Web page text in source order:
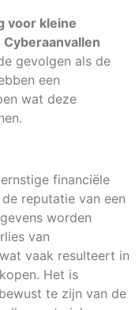
voor kleine
Cyberaanvallen
gevolgen als de
een
wat deze
financiële
reputatie van een
worden
van
vaak resulteert in
Het is
te zijn van de